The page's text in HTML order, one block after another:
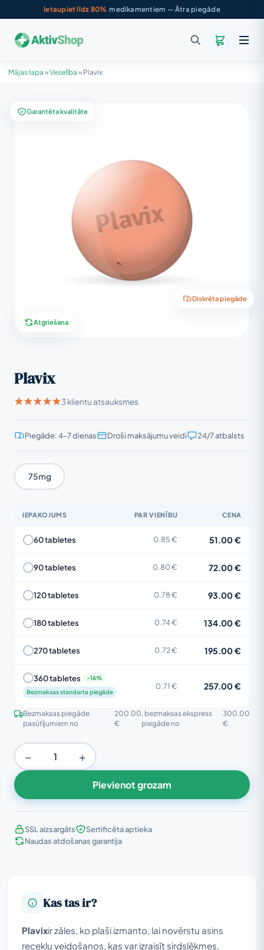
Ietaupiet līdz 80% medikamentiem — Ātra piegāde
Mājas lapa »Veselība » Plavix
Garantēta kvalitāte
Diskrēta piegāde
Atgriešana
Plavix
3 klientu atsauksmes
Piegāde: 4–7 dienas Droši maksājumu veidi 24/7 atbalsts
75mg
IEPAKOJUMS PAR VIENĪBU CENA
60 tabletes 0.85 € 51.00 €
90 tabletes 0.80 € 72.00 €
120 tabletes 0.78 € 93.00 €
180 tabletes 0.74 € 134.00 €
270 tabletes 0.72 € 195.00 €
360 tabletes
Bezmaksas standarta piegāde
0.71 € 257.00 €
Bezmaksas piegāde
pasūtījumiem no
200.00
€
, bezmaksas ekspress
piegāde no
300.00
€
− +
Pievienot grozam
SSL aizsargāts
Sertificēta aptieka
Naudas atdošanas garantija
Kas tas ir?
Plavixir zāles, ko plaši izmanto, lai novērstu asins
recekļu veidošanos, kas var izraisīt sirdslēkmes,